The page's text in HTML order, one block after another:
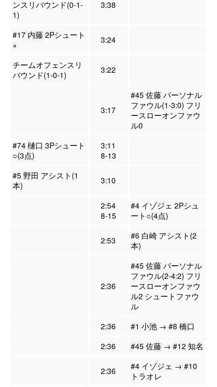
ンスリバウンド(0-1-
1)
3:38
#17 内藤 2Pシュート
×
3:24
チームオフェンスリ
バウンド(1-0-1)
3:22
3:17
#45 佐藤 パーソナル
ファウル(1-3:0) フリ
ースローオンファウ
ル0
#74 樋口 3Pシュート
○(3点)
3:11
8-13
#5 野田 アシスト(1
本)
3:10
2:54
8-15
#4 イゾジェ 2Pシュ
ート○(4点)
2:53
#6 白崎 アシスト(2
本)
2:36
#45 佐藤 パーソナル
ファウル(2-4:2) フリ
ースローオンファウ
ル2 シュートファウ
ル
2:36
#1 小池 → #8 橋口
2:36
#45 佐藤 → #12 知名
2:36
#4 イゾジェ → #10
トラオレ